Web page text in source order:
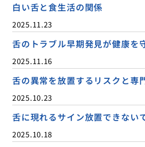
白い舌と食生活の関係
2025.11.23
舌のトラブル早期発見が健康を
2025.11.16
舌の異常を放置するリスクと専
2025.10.23
舌に現れるサイン放置できない
2025.10.18